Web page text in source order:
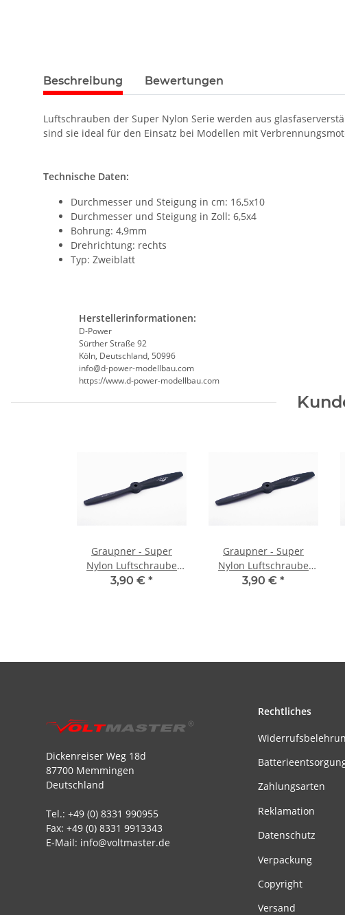
Beschreibung Bewertungen
Luftschrauben der Super Nylon Serie werden aus
sind sie ideal für den Einsatz bei Modellen mit
Technische Daten:
Durchmesser und Steigung in cm: 16,5x10
Durchmesser und Steigung in Zoll: 6,5x4
Bohrung: 4,9mm
Drehrichtung: rechts
Typ: Zweiblatt
Herstellerinformationen:
D-Power
Sürther Straße 92
Köln, Deutschland, 50996
info@d-power-modellbau.com
https://www.d-power-modellbau.com
Graupner - Super
Nylon Luftschraube
rechtsdrehend - 8x4
3,90 € *
Graupner - Super
Nylon Luftschraube
rechtsdrehend - 7x4
3,90 € *
Dickenreiser Weg 18d
87700 Memmingen
Deutschland
Tel.: +49 (0) 8331 990955
Fax: +49 (0) 8331 9913343
E-Mail: info@voltmaster.de
Rechtliches
Zahlungsarten
Reklamation
Datenschutz
Verpackung
Copyright
Versand